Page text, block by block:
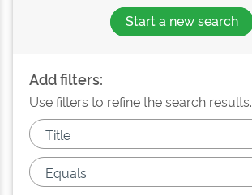
Start a new search
Add filters:
Use filters to refine the search results.